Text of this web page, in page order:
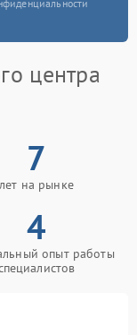
центра
7
лет на рынке
4
опыт работы